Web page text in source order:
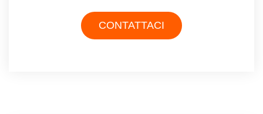
CONTATTACI